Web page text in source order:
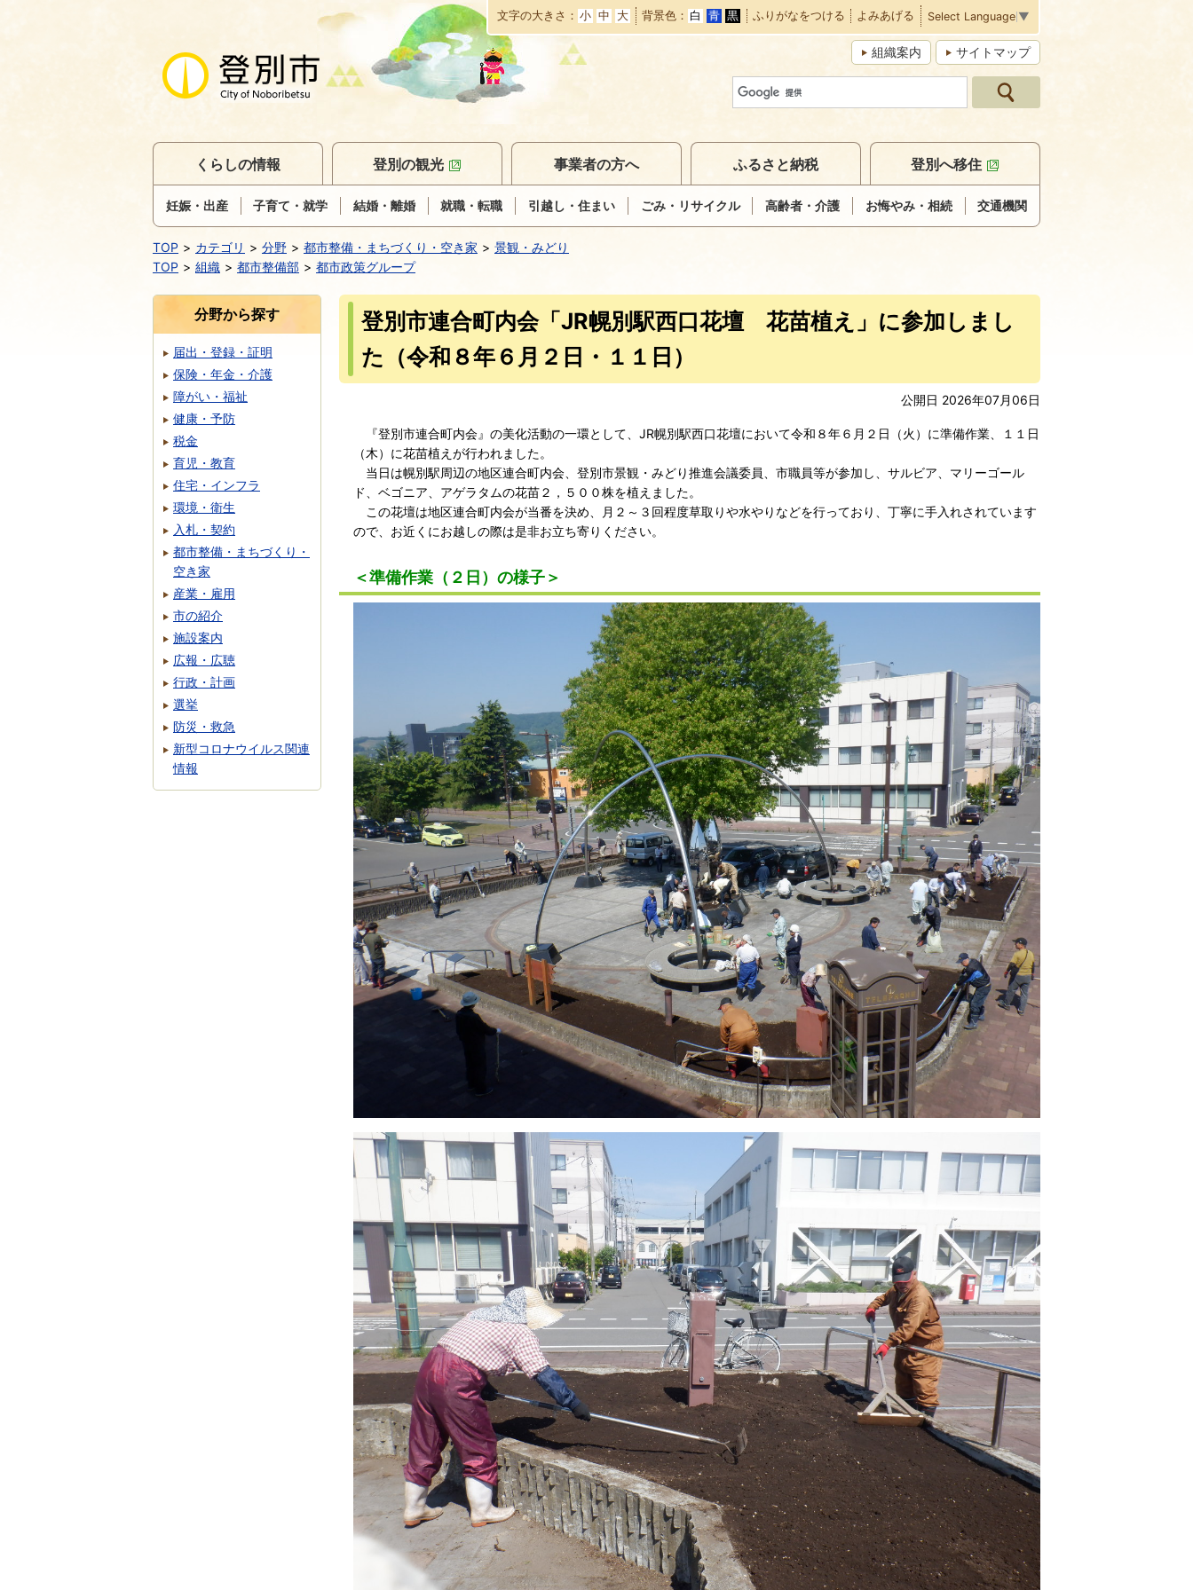
本
文
へ
移
動
文字の大きさ 小 中 大 背景色 白 青 黒 ふりがなをつける よみあげる Select Language ▼
組織案内 サイトマップ
くらしの情報
妊娠・出産 子育て・就学 結婚・離婚 就職・転職 引越し・住まい ごみ・リサイクル 高齢者・介護 お悔やみ・相続 交通機関
登別の観光 事業者の方へ ふるさと納税 登別へ移住
TOP カテゴリ 分野 都市整備・まちづくり・空き家
景観・みどり
TOP
組織 都市整備部 都市政策グループ
登別市連合町内会「JR幌別駅西口花壇 花苗植え」に参加しまし
た（令和８年６月２日・１１日）
公開日 2026年07月06日
『登別市連合町内会』の美化活動の一環として、JR幌別駅西口花壇において令和８年６月２日（火）に準備作業、１１日
（木）に花苗植えが行われました。
当日は幌別駅周辺の地区連合町内会、登別市景観・みどり推進会議委員、市職員等が参加し、サルビア、マリーゴール
ド、ベゴニア、アゲラタムの花苗２，５００株を植えました。
この花壇は地区連合町内会が当番を決め、月２～３回程度草取りや水やりなどを行っており、丁寧に手入れされています
ので、お近くにお越しの際は是非お立ち寄りください。
＜準備作業（２日）の様子＞
分野から探す
届出・登録・証明
保険・年金・介護
障がい・福祉
健康・予防
税金
育児・教育
住宅・インフラ
環境・衛生
入札・契約
都市整備・まちづくり・
空き家
産業・雇用
市の紹介
施設案内
広報・広聴
行政・計画
選挙
防災・救急
新型コロナウイルス関連
情報